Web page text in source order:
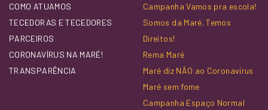
COMO ATUAMOS
TECEDORAS E TECEDORES
PARCEIROS
CORONAVÍRUS NA MARÉ!
TRANSPARÊNCIA
Campanha Vamos pra escola!
Somos da Maré. Temos
Direitos!
Rema Maré
Maré diz NÃO ao Coronavírus
Maré sem fome
Campanha Espaço Normal